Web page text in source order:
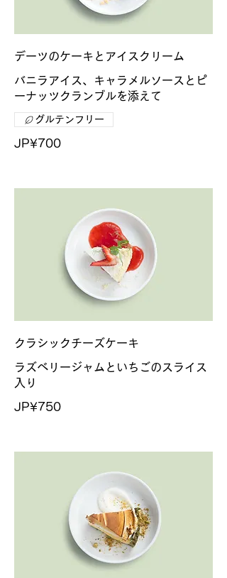
デーツのケーキとアイスクリーム
バニラアイス、キャラメルソースとピ
ーナッツクランブルを添えて
JP¥700
グルテンフリー
クラシックチーズケーキ
ラズベリージャムといちごのスライス
入り
JP¥750